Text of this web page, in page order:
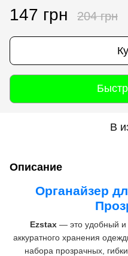
147 грн 204 грн
В
Описание
Органайзер
Ezstax— это удобный и
аккуратного хранения
набора прозрачных,